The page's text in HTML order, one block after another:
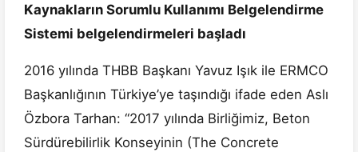
Kaynakların Sorumlu Kullanımı Belgelendirme
Sistemi belgelendirmeleri başladı
2016 yılında THBB Başkanı Yavuz Işık ile ERMCO
Başkanlığının Türkiye’ye taşındığı ifade eden Aslı
Özbora Tarhan: “2017 yılında Birliğimiz, Beton
Sürdürebilirlik Konseyinin (The Concrete